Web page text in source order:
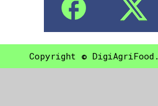
Copyright © DigiAgriFood.